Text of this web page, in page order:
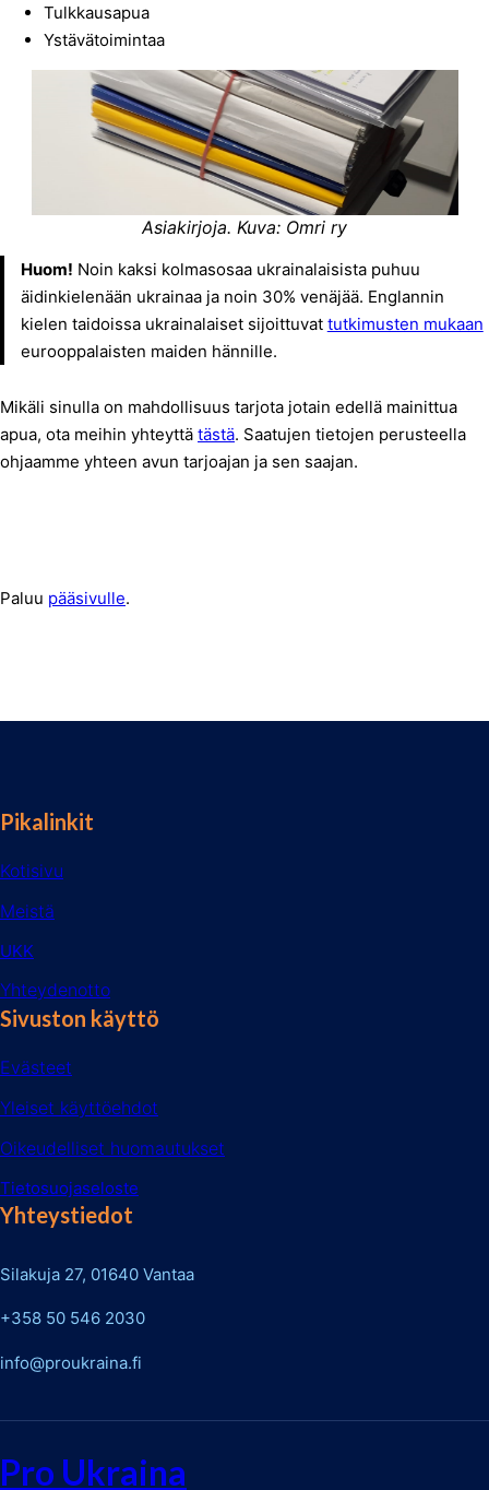
Tulkkausapua
Ystävätoimintaa
Asiakirjoja. Kuva: Omri ry
Huom! Noin kaksi kolmasosaa ukrainalaisista puhuu
äidinkielenään ukrainaa ja noin 30% venäjää. Englannin
kielen taidoissa ukrainalaiset sijoittuvat tutkimusten mukaan
eurooppalaisten maiden hännille.
Mikäli sinulla on mahdollisuus tarjota jotain edellä mainittua
apua, ota meihin yhteyttä tästä. Saatujen tietojen perusteella
ohjaamme yhteen avun tarjoajan ja sen saajan.
Paluu pääsivulle.
Pikalinkit
Kotisivu
Meistä
UKK
Yhteydenotto
Sivuston käyttö
Evästeet
Yleiset käyttöehdot
Oikeudelliset huomautukset
Tietosuojaseloste
Yhteystiedot
Silakuja 27, 01640 Vantaa
+358 50 546 2030
info@proukraina.fi
Pro Ukraina